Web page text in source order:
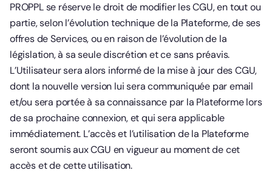
PROPPL se réserve le droit de modifier les CGU, en tout ou
partie, selon l’évolution technique de la Plateforme, de ses
offres de Services, ou en raison de l’évolution de la
législation, à sa seule discrétion et ce sans préavis.
L’Utilisateur sera alors informé de la mise à jour des CGU,
dont la nouvelle version lui sera communiquée par email
et/ou sera portée à sa connaissance par la Plateforme lors
de sa prochaine connexion, et qui sera applicable
immédiatement. L’accès et l’utilisation de la Plateforme
seront soumis aux CGU en vigueur au moment de cet
accès et de cette utilisation.